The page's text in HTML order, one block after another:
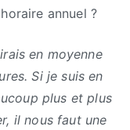
annuel ?
en moyenne
Si je suis en
plus et plus
il nous faut une